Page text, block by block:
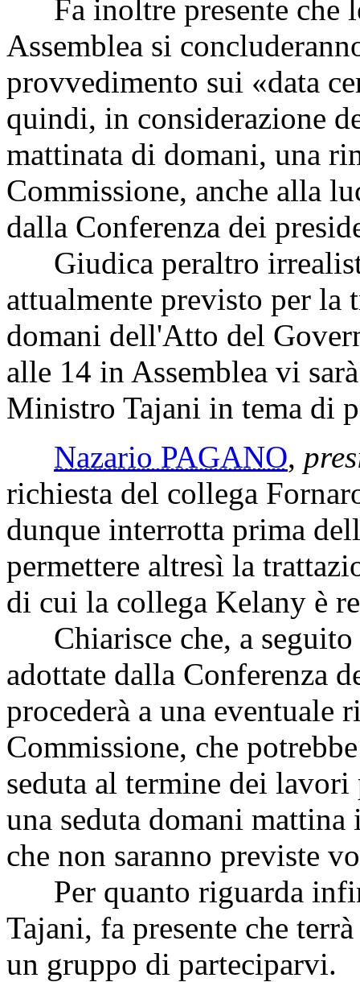
Fa inoltre presente che
Assemblea si
provvedimento sui «data
quindi, in considerazione
mattinata di domani, una
Commissione, anche alla
dalla Conferenza dei
Giudica peraltro
attualmente previsto per la
domani dell'Atto del
alle 14 in Assemblea vi
Ministro Tajani in tema di
Nazario PAGANO,
richiesta del collega
dunque interrotta prima
permettere altresì la
di cui la collega Kelany è
Chiarisce che, a seguito
adottate dalla Conferenza
procederà a una
Commissione, che
seduta al termine dei
una seduta domani
che non saranno previste
Per quanto riguarda
Tajani, fa presente che
un gruppo di parteciparvi.